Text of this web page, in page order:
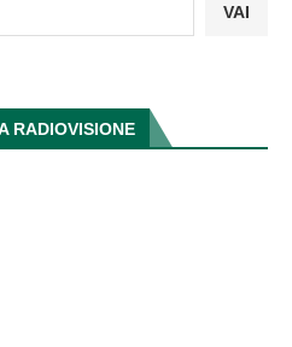
VAI
RADIOVISIONE